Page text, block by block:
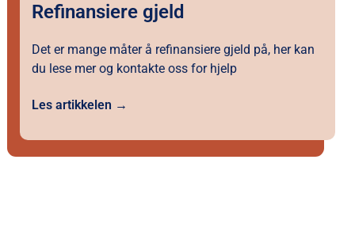
Refinansiere gjeld
Det er mange måter å refinansiere gjeld på, her kan
du lese mer og kontakte oss for hjelp
Les artikkelen →